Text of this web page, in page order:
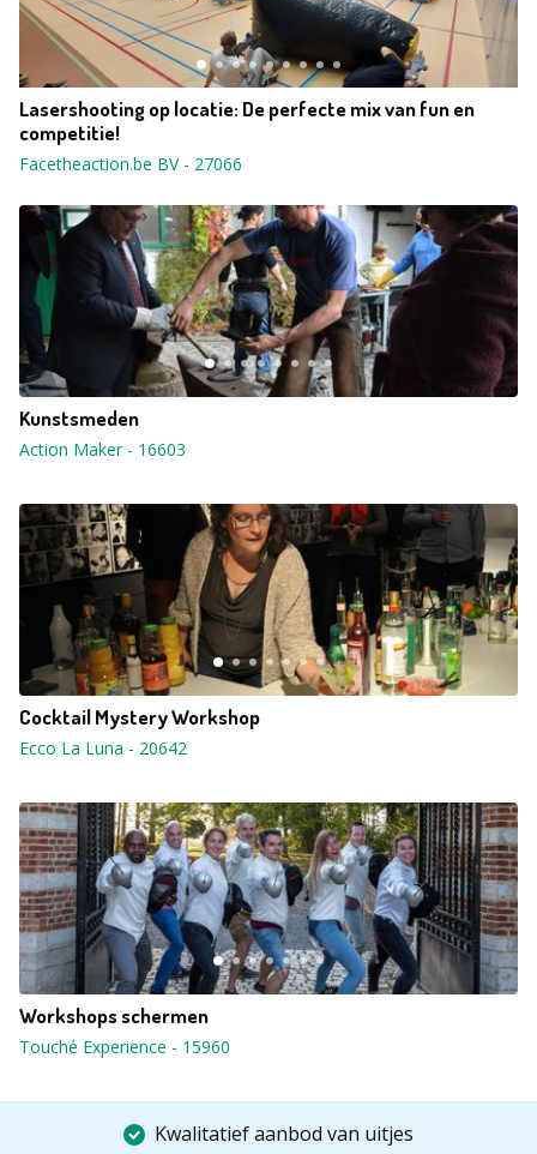
Lasershooting op locatie: De perfecte mix van fun en
competitie!
Facetheaction.be BV- 27066
Kunstsmeden
Action Maker- 16603
Cocktail Mystery Workshop
Ecco La Luna - 20642
Workshops schermen
Touché Experience - 15960
Kwalitatief aanbod van uitjes